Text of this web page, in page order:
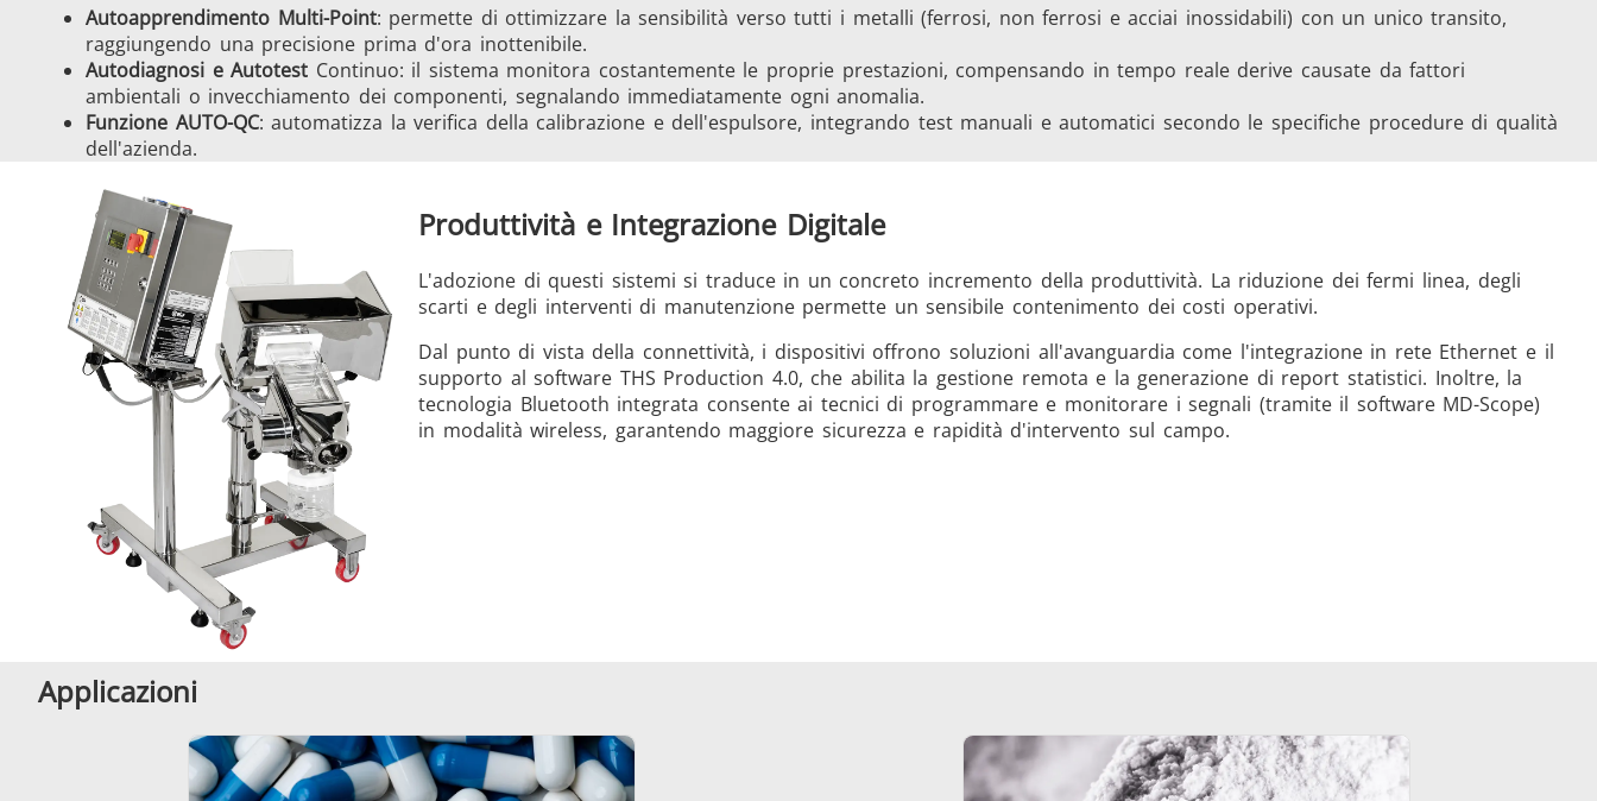
Autoapprendimento Multi-Point: permette di ottimizzare la sensibilità verso tutti i metalli (ferrosi, non ferrosi e acciai inossidabili) con un unico transito,
raggiungendo una precisione prima d'ora inottenibile.
Autodiagnosi e Autotest Continuo: il sistema monitora costantemente le proprie prestazioni, compensando in tempo reale derive causate da fattori
ambientali o invecchiamento dei componenti, segnalando immediatamente ogni anomalia.
Funzione AUTO-QC: automatizza la verifica della calibrazione e dell'espulsore, integrando test manuali e automatici secondo le specifiche procedure di qualità
dell'azienda.
Produttività e Integrazione Digitale
L'adozione di questi sistemi si traduce in un concreto incremento della produttività. La riduzione dei fermi linea, degli
scarti e degli interventi di manutenzione permette un sensibile contenimento dei costi operativi.
Dal punto di vista della connettività, i dispositivi offrono soluzioni all'avanguardia come l'integrazione in rete Ethernet e il
supporto al software THS Production 4.0, che abilita la gestione remota e la generazione di report statistici. Inoltre, la
tecnologia Bluetooth integrata consente ai tecnici di programmare e monitorare i segnali (tramite il software MD-Scope)
in modalità wireless, garantendo maggiore sicurezza e rapidità d'intervento sul campo.
Applicazioni